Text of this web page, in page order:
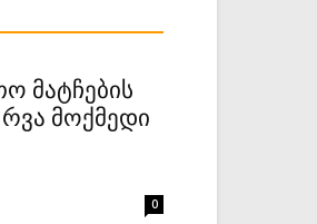
მატჩების
მოქმედი
0